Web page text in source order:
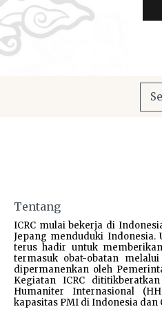
Tentang
ICRC mulai bekerja di
Jepang menduduki Indonesia.
terus hadir untuk
termasuk obat-obatan
dipermanenkan oleh
Kegiatan ICRC
Humaniter Internasional
kapasitas PMI di Indonesia dan